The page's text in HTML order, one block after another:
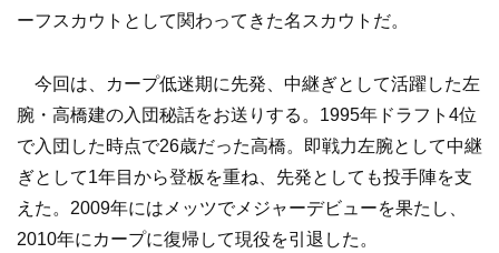
ーフスカウトとして関わってきた名スカウトだ。
今回は、カープ低迷期に先発、中継ぎとして活躍した左
腕・高橋建の入団秘話をお送りする。1995年ドラフト4位
で入団した時点で26歳だった高橋。即戦力左腕として中継
ぎとして1年目から登板を重ね、先発としても投手陣を支
えた。2009年にはメッツでメジャーデビューを果たし、
2010年にカープに復帰して現役を引退した。